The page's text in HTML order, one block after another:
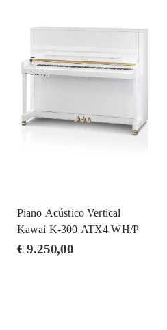
Piano Acústico Vertical
Kawai K-300 ATX4 WH/P
€9.250,00